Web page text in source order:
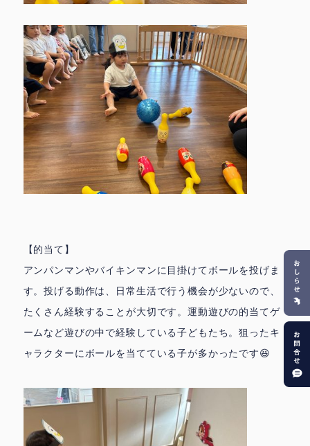
【的当て】
アンパンマンやバイキンマンに目掛けてボールを投げま
す。投げる動作は、日常生活で行う機会が少ないので、
たくさん経験することが大切です。運動遊びの的当てゲ
ームなど遊びの中で経験している子どもたち。狙ったキ
ャラクターにボールを当てている子が多かったです😆